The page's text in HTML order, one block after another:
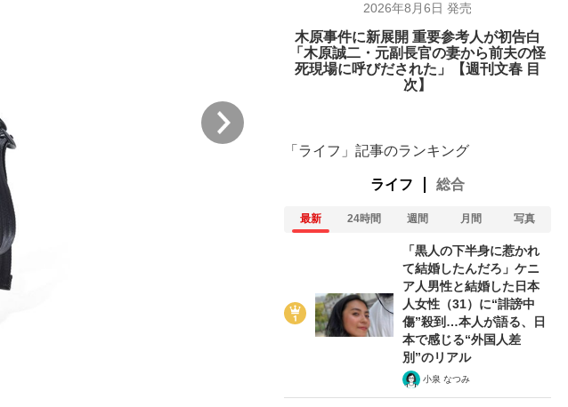
11/12
2026年8月6日 発売
木原事件に新展開 重要参考人が初告白
「木原誠二・元副長官の妻から前夫の怪
死現場に呼びだされた」【週刊文春 目
次】
「ライフ」記事のランキング
ライフ 総合
最新 24時間 週間 月間 写真
「黒人の下半身に惹かれ
て結婚したんだろ」ケニ
ア人男性と結婚した日本
人女性（31）に“誹謗中
傷”殺到…本人が語る、日
本で感じる“外国人差
別”のリアル
小泉 なつみ